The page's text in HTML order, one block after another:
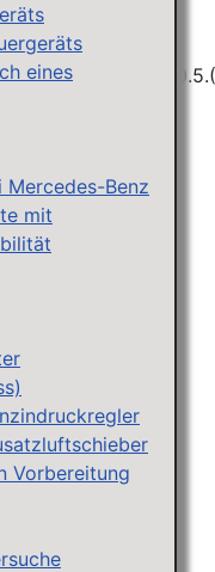
- KA-Jetr
eines
Mercedes-Benz
mit
Vorbereitung